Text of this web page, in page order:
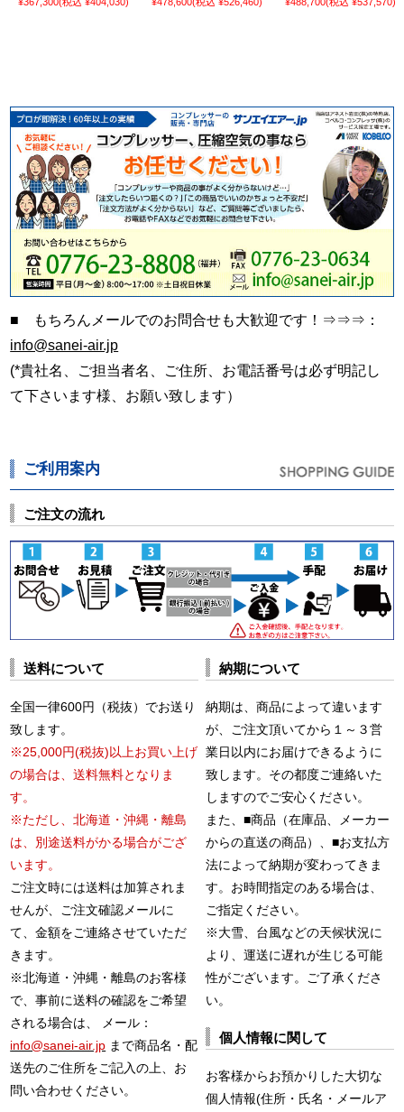
■ もちろんメールでのお問合せも大歓迎です！⇒⇒⇒：
info@sanei-air.jp
(*貴社名、ご担当者名、ご住所、お電話番号は必ず明記し
て下さいます様、お願い致します）
ご利用案内
ご注文の流れ
送料について
全国一律600円（税抜）でお送り
致します。
※25,000円(税抜)以上お買い上げ
の場合は、送料無料となりま
す。
※ただし、北海道・沖縄・離島
は、別途送料がかる場合がござ
います。
ご注文時には送料は加算されま
せんが、ご注文確認メールに
て、金額をご連絡させていただ
きます。
※北海道・沖縄・離島のお客様
で、事前に送料の確認をご希望
される場合は、 メール：
info@sanei-air.jp まで商品名・配
送先のご住所をご記入の上、お
問い合わせください。
納期について
納期は、商品によって違います
が、ご注文頂いてから１～３営
業日以内にお届けできるように
致します。その都度ご連絡いた
しますのでご安心ください。
また、■商品（在庫品、メーカー
からの直送の商品）、■お支払方
法によって納期が変わってきま
す。お時間指定のある場合は、
ご指定ください。
※大雪、台風などの天候状況に
より、運送に遅れが生じる可能
性がございます。ご了承くださ
い。
個人情報に関して
お客様からお預かりした大切な
個人情報(住所・氏名・メールア